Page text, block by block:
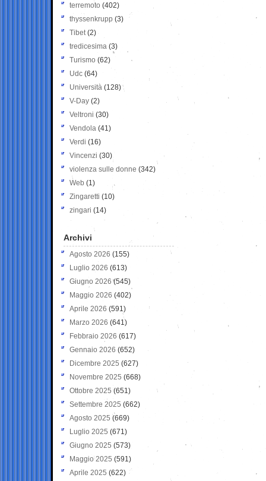
terremoto (402)
thyssenkrupp (3)
Tibet(2)
tredicesima (3)
Turismo (62)
Udc (64)
Università (128)
V-Day (2)
Veltroni (30)
Vendola (41)
Verdi (16)
Vincenzi (30)
violenza sulle donne (342)
Web (1)
Zingaretti (10)
zingari (14)
Archivi
Agosto 2026 (155)
Luglio 2026 (613)
Giugno 2026 (545)
Maggio 2026 (402)
Aprile 2026 (591)
Marzo 2026 (641)
Febbraio 2026 (617)
Gennaio 2026 (652)
Dicembre 2025 (627)
Novembre 2025 (668)
Ottobre 2025 (651)
Settembre 2025 (662)
Agosto 2025 (669)
Luglio 2025 (671)
Giugno 2025 (573)
Maggio 2025 (591)
Aprile 2025 (622)